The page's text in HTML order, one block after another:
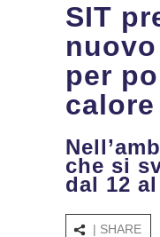
SIT
per
calore
che si
dal 12
| SHARE